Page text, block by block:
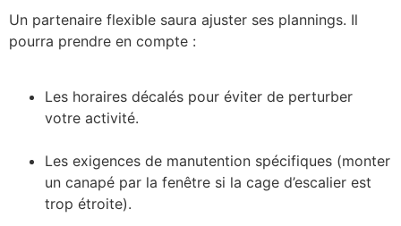
Un partenaire flexible saura ajuster ses plannings. Il
pourra prendre en compte :
Les horaires décalés pour éviter de perturber
votre activité.
Les exigences de manutention spécifiques (monter
un canapé par la fenêtre si la cage d’escalier est
trop étroite).